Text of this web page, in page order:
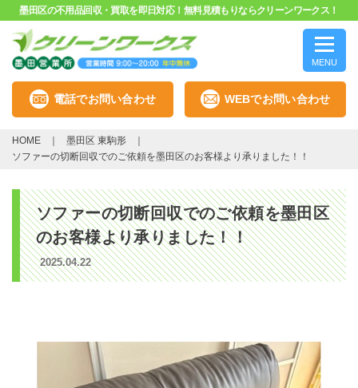
墨田区の不用品回収・買取を即日対応！無料見積もりならクリーンワークス！
MENU
電話でお問い合わせ WEBでお問い合わせ
HOME
墨田区 東駒形
ソファーの切断回収でのご依頼を墨田区のお客様より承りました！！
ソファーの切断回収でのご依頼を墨田区
のお客様より承りました！！
2025.04.22